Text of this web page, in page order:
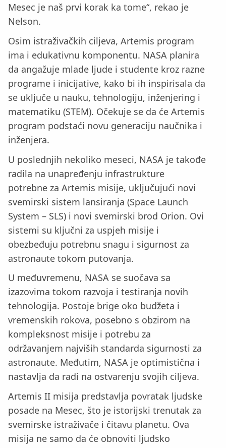
Mesec je naš prvi korak ka tome“, rekao je
Nelson.
Osim istraživačkih ciljeva, Artemis program
ima i edukativnu komponentu. NASA planira
da angažuje mlade ljude i studente kroz razne
programe i inicijative, kako bi ih inspirisala da
se uključe u nauku, tehnologiju, inženjering i
matematiku (STEM). Očekuje se da će Artemis
program podstaći novu generaciju naučnika i
inženjera.
U poslednjih nekoliko meseci, NASA je takođe
radila na unapređenju infrastrukture
potrebne za Artemis misije, uključujući novi
svemirski sistem lansiranja (Space Launch
System – SLS) i novi svemirski brod Orion. Ovi
sistemi su ključni za uspjeh misije i
obezbeđuju potrebnu snagu i sigurnost za
astronautе tokom putovanja.
U međuvremenu, NASA se suočava sa
izazovima tokom razvoja i testiranja novih
tehnologija. Postoje brige oko budžeta i
vremenskih rokova, posebno s obzirom na
kompleksnost misije i potrebu za
održavanjem najviših standarda sigurnosti za
astronautе. Međutim, NASA je optimistična i
nastavlja da radi na ostvarenju svojih ciljeva.
Artemis II misija predstavlja povratak ljudske
posade na Mesec, što je istorijski trenutak za
svemirske istraživače i čitavu planetu. Ova
misija ne samo da će obnoviti ljudsko